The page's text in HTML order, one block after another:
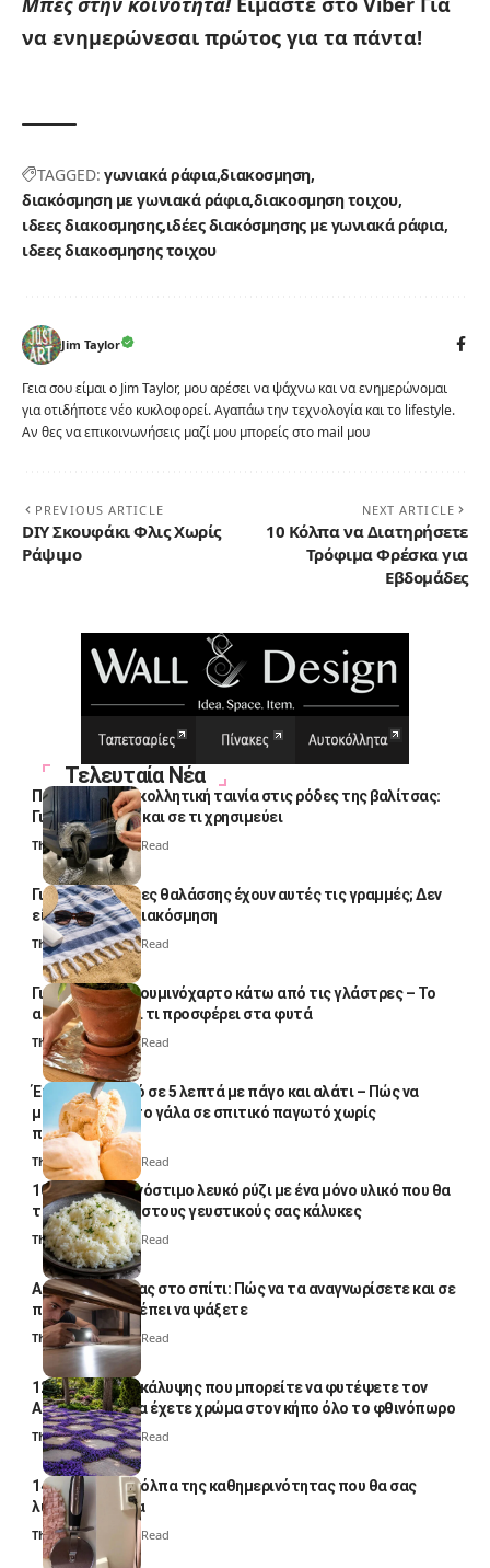
να ενημερώνεσαι πρώτος για τα πάντα!
TAGGED: γωνιακά ράφιαδιακοσμηση
διακόσμηση με γωνιακά ράφιαδιακοσμηση τοιχου
ιδεες διακοσμησης ιδέες διακόσμησης με γωνιακά ράφια
ιδεες διακοσμησης τοιχου
Jim Taylor
Γεια σου είμαι ο Jim Taylor, μου αρέσει να ψάχνω και να ενημερώνομαι
για οτιδήποτε νέο κυκλοφορεί. Αγαπάω την τεχνολογία και το lifestyle.
Αν θες να επικοινωνήσεις μαζί μου μπορείς στο mail μου
PREVIOUS ARTICLE
DIY Σκουφάκι Φλις Χωρίς
Ράψιμο
NEXT ARTICLE
10 Κόλπα να Διατηρήσετε
Τρόφιμα Φρέσκα για
Εβδομάδες
Τελευταία Νέα
Πολλοί βάζουν κολλητική ταινία στις ρόδες της βαλίτσας:
Γιατί το κάνουν και σε τι χρησιμεύει
Thali Ombre4 Min Read
Γιατί οι πετσέτες θαλάσσης έχουν αυτές τις γραμμές; Δεν
είναι μόνο για διακόσμηση
Thali Ombre5 Min Read
Γιατί βάζουν αλουμινόχαρτο κάτω από τις γλάστρες – Το
απλό κόλπο και τι προσφέρει στα φυτά
Thali Ombre4 Min Read
Έτοιμο παγωτό σε 5 λεπτά με πάγο και αλάτι – Πώς να
μετατρέψετε το γάλα σε σπιτικό παγωτό χωρίς
παγωτομηχανή
Thali Ombre 4 Min Read
10 φορές ποιο νόστιμο λευκό ρύζι με ένα μόνο υλικό που θα
το απογειώσει στους γευστικούς σας κάλυκες
Thali Ombre4 Min Read
Αυγά κατσαρίδας στο σπίτι: Πώς να τα αναγνωρίσετε και σε
ποια σημεία πρέπει να ψάξετε
Thali Ombre4 Min Read
12 φυτά εδαφοκάλυψης που μπορείτε να φυτέψετε τον
Αύγουστο για να έχετε χρώμα στον κήπο όλο το φθινόπωρο
Thali Ombre7 Min Read
14 πανέξυπνα κόλπα της καθημερινότητας που θα σας
λύσουν τα χέρια
Thali Ombre 6 Min Read